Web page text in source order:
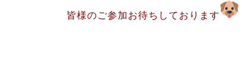
皆様のご参加お待ちしております